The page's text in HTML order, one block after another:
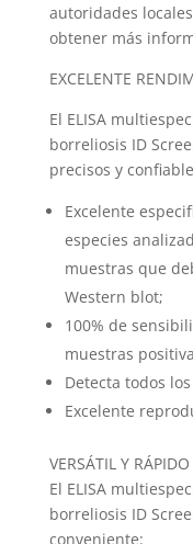
autoridades
obtener más
EXCELENTE
El ELISA
borreliosis ID
precisos y
Excelente
especies
muestras que
Western blot;
100% de
muestras
Detecta todos
Excelente
VERSÁTIL Y RÁPIDO
El ELISA
borreliosis ID
conveniente: